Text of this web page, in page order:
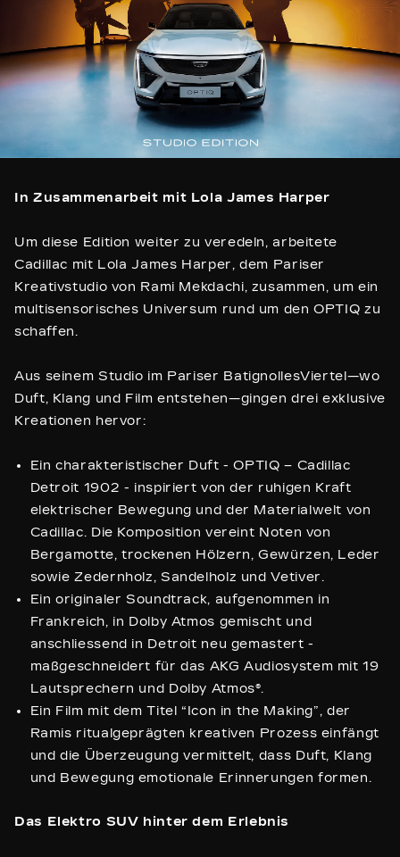
In Zusammenarbeit mit Lola James Harper
Um diese Edition weiter zu veredeln, arbeitete
Cadillac mit Lola James Harper, dem Pariser
Kreativstudio von Rami Mekdachi, zusammen, um ein
multisensorisches Universum rund um den OPTIQ zu
schaffen.
Aus seinem Studio im Pariser BatignollesViertel—wo
Duft, Klang und Film entstehen—gingen drei exklusive
Kreationen hervor:
Ein charakteristischer Duft - OPTIQ – Cadillac
Detroit 1902 - inspiriert von der ruhigen Kraft
elektrischer Bewegung und der Materialwelt von
Cadillac. Die Komposition vereint Noten von
Bergamotte, trockenen Hölzern, Gewürzen, Leder
sowie Zedernholz, Sandelholz und Vetiver.
Ein originaler Soundtrack, aufgenommen in
Frankreich, in Dolby Atmos gemischt und
anschliessend in Detroit neu gemastert -
maßgeschneidert für das AKG Audiosystem mit 19
Lautsprechern und Dolby Atmos®.
Ein Film mit dem Titel “Icon in the Making”, der
Ramis ritualgeprägten kreativen Prozess einfängt
und die Überzeugung vermittelt, dass Duft, Klang
und Bewegung emotionale Erinnerungen formen.
Das Elektro SUV hinter dem Erlebnis